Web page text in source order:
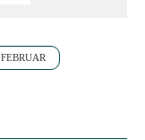
FEBRUAR